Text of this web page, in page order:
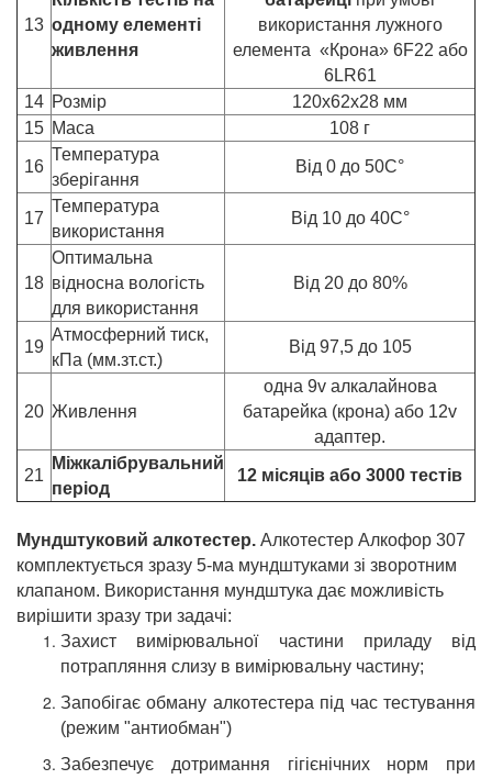
13 одному елементі
живлення
використання лужного
елемента «Крона» 6F22 або
6LR61
14 Розмір
120х62х28 мм
15 Маса 108 г
16
Температура
зберігання
Від 0 до 50C°
17
Температура
використання
Від 10 до 40C°
18
Оптимальна
відносна вологість
для використання
Від 20 до 80%
19
Атмосферний тиск,
кПа (мм.зт.ст.)
Від 97,5 до 105
20 Живлення
одна 9v алкалайнова
батарейка (крона) або 12v
адаптер.
21
Міжкалібрувальний
період
12 місяців або 3000 тестів
Мундштуковий алкотестер. Алкотестер Алкофор 307
комплектується зразу 5-ма мундштуками зі зворотним
клапаном. Використання мундштука дає можливість
вирішити зразу три задачі:
Захист вимірювальної частини приладу від
потрапляння слизу в вимірювальну частину;
Запобігає обману алкотестера під час тестування
(режим "антиобман")
Забезпечує дотримання гігієнічних норм при